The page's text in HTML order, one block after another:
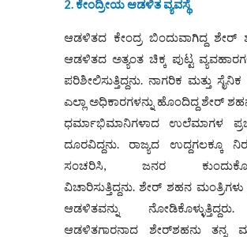
2. ಕೇಂದ್ರೀಯ ಆಡಳಿತ ವ್ಯವಸ್ಥೆ
ಆಡಳಿತದ ಕೇಂದ್ರ ಬಿಂದುವಾಗಿದ್ದ ಶೇ‌ರ್
ಆಡಳಿತದ ಅತ್ಯಂತ ಚಿಕ್ಕ ಪುಟ್ಟ
ಪರಿಶೀಲಿಸುತ್ತಿದ್ದನು. ನಾಗರಿಕ ಮತ್ತು
ಎಲ್ಲಾ ಅಧಿಕಾರಗಳನ್ನು ಹೊಂದಿದ್ದ ಶೇರ್
ಧರ್ಮಾಭಿಮಾನಿಗಳಾದ ಉಲೆಮಾಗಳ
ದೂರವಿದ್ದನು. ರಾಜ್ಯದ ಉದ್ದಗಲಕ್ಕೂ
ಸಂಚರಿಸಿ, ಜನರ
ವಿಚಾರಿಸುತ್ತಿದ್ದನು. ಶೇರ್‌ ಶಹನ ಮಂತ್ರಿಗಳು
ಆಡಳಿತವನ್ನು
ಆಡಳಿತಗಾರನಾದ ಶೇರ್‌ಶಹನು ತನ್ನ